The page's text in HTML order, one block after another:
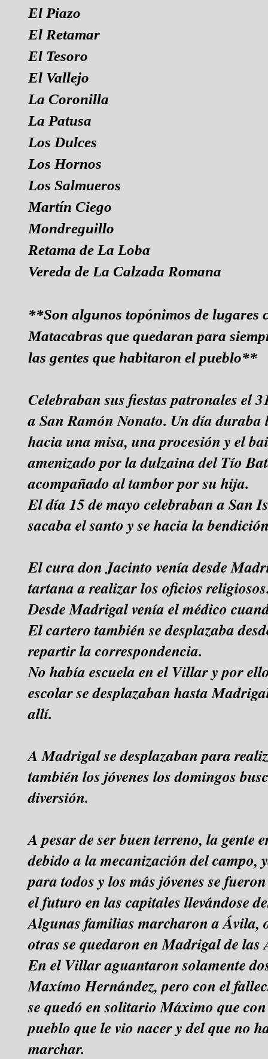
El Piazo
El Retamar
El Tesoro
El Vallejo
La Coronilla
La Patusa
Los Dulces
Los Hornos
Los Salmueros
Martín Ciego
Mondreguillo
Retama de La Loba
Vereda de La Calzada Romana
**Son algunos topónimos de lugares
Matacabras que quedaran para
las gentes que habitaron el pueblo**
Celebraban sus fiestas patronales el
a San Ramón Nonato. Un día duraba
hacia una misa, una procesión y el
amenizado por la dulzaina del Tío
acompañado al tambor por su hija.
El día 15 de mayo celebraban a San
sacaba el santo y se hacia la
El cura don Jacinto venía desde
tartana a realizar los oficios
Desde Madrigal venía el médico
El cartero también se desplazaba
repartir la correspondencia.
No había escuela en el Villar y por
escolar se desplazaban hasta
allí.
A Madrigal se desplazaban para
también los jóvenes los domingos
diversión.
A pesar de ser buen terreno, la gente
debido a la mecanización del campo,
para todos y los más jóvenes se
el futuro en las capitales llevándose
Algunas familias marcharon a Ávila,
otras se quedaron en Madrigal de las
En el Villar aguantaron solamente
Maxímo Hernández, pero con el
se quedó en solitario Máximo que
pueblo que le vio nacer y del que no
marchar.